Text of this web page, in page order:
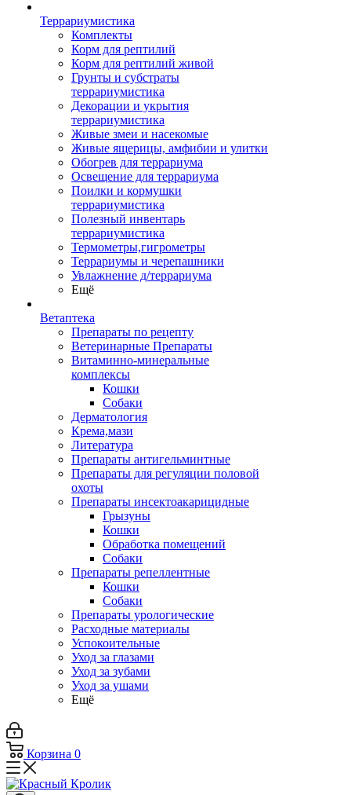
Террариумистика
Комплекты
Корм для рептилий
Корм для рептилий живой
Грунты и субстраты
террариумистика
Декорации и укрытия
террариумистика
Живые змеи и насекомые
Живые ящерицы, амфибии и улитки
Обогрев для террариума
Освещение для террариума
Поилки и кормушки
террариумистика
Полезный инвентарь
террариумистика
Термометры,гигрометры
Террариумы и черепашники
Увлажнение д/террариума
Ещё
Ветаптека
Препараты по рецепту
Ветеринарные Препараты
Витаминно-минеральные
комплексы
Кошки
Собаки
Дерматология
Крема,мази
Литература
Препараты антигельминтные
Препараты для регуляции половой
охоты
Препараты инсектоакарицидные
Грызуны
Кошки
Обработка помещений
Собаки
Препараты репеллентные
Кошки
Собаки
Препараты урологические
Расходные материалы
Успокоительные
Уход за глазами
Уход за зубами
Уход за ушами
Ещё
Корзина 0